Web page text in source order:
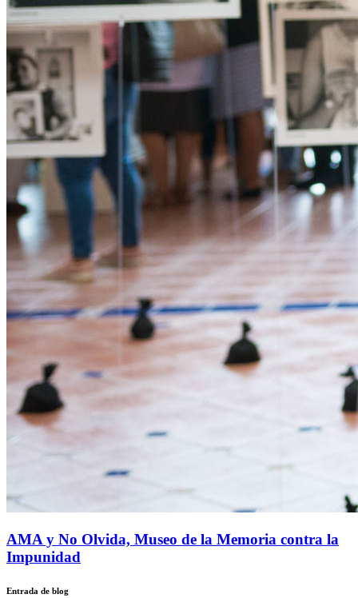
AMA y No Olvida, Museo de la Memoria contra la
Impunidad
Entrada de blog